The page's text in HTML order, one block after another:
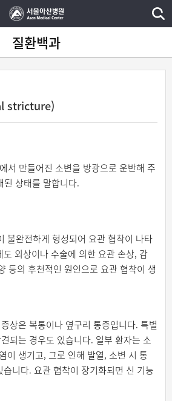
질환백과
stricture)
서 만들어진 소변을 방광으로 운반해 주
상태를 말합니다.
불완전하게 형성되어 요관 협착이 나타
외상이나 수술에 의한 요관 손상, 감
등의 후천적인 원인으로 요관 협착이 생
상은 복통이나 옆구리 통증입니다. 특별
되는 경우도 있습니다. 일부 환자는 소
이 생기고, 그로 인해 발열, 소변 시 통
니다. 요관 협착이 장기화되면 신 기능